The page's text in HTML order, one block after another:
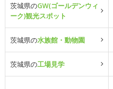
茨城県のGW(ゴールデンウィ
ーク)観光スポット
茨城県の水族館・動物園
茨城県の工場見学